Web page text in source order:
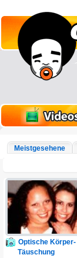
Meistgesehene
Optische Körper-
Täuschung